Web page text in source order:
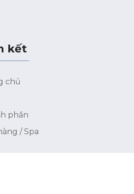
kết
chủ
phần
/ Spa